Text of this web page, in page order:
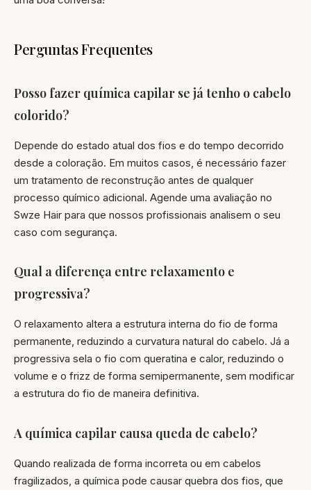
Perguntas Frequentes
Posso fazer química capilar se já tenho o cabelo
colorido?
Depende do estado atual dos fios e do tempo decorrido
desde a coloração. Em muitos casos, é necessário fazer
um tratamento de reconstrução antes de qualquer
processo químico adicional. Agende uma avaliação no
Swze Hair para que nossos profissionais analisem o seu
caso com segurança.
Qual a diferença entre relaxamento e
progressiva?
O relaxamento altera a estrutura interna do fio de forma
permanente, reduzindo a curvatura natural do cabelo. Já a
progressiva sela o fio com queratina e calor, reduzindo o
volume e o frizz de forma semipermanente, sem modificar
a estrutura do fio de maneira definitiva.
A química capilar causa queda de cabelo?
Quando realizada de forma incorreta ou em cabelos
fragilizados, a química pode causar quebra dos fios, que